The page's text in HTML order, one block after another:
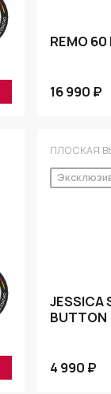
REMO 60
16 990 ₽
ПЛОСКАЯ
JESSICA
BUTTON
4 990 ₽